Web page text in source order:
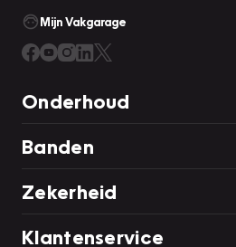
Mijn Vakgarage
Onderhoud
Banden
Zekerheid
Klantenservice